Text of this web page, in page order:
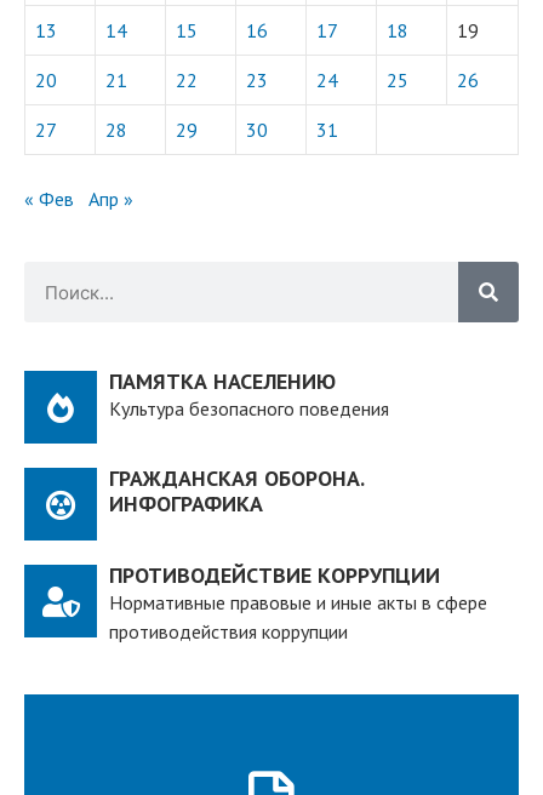
13 14 15 16 17 18 19
20 21 22 23 24 25 26
27 28 29 30 31
« Фев Апр »
ПАМЯТКА НАСЕЛЕНИЮ
Культура безопасного поведения
ГРАЖДАНСКАЯ ОБОРОНА.
ИНФОГРАФИКА
ПРОТИВОДЕЙСТВИЕ КОРРУПЦИИ
Нормативные правовые и иные акты в сфере
противодействия коррупции